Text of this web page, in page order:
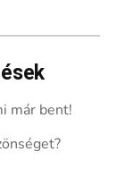
már bent!